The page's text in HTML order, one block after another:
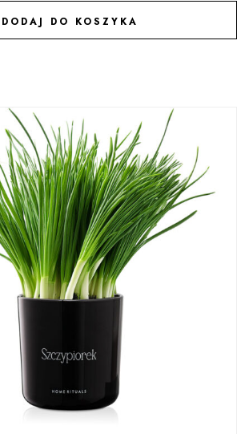
DODAJ DO KOSZYKA
DODAJ DO ULUBIONYCH